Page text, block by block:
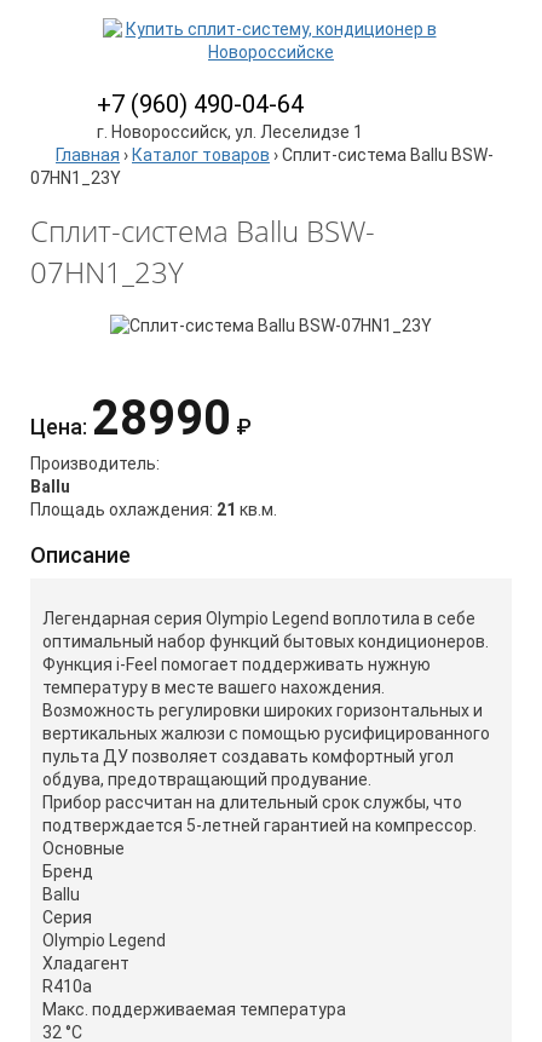
+7 (960) 490-04-64
г. Новороссийск, ул. Леселидзе 1
Главная › Каталог товаров ›Сплит-система Ballu BSW-
07HN1_23Y
Сплит-система Ballu BSW-
07HN1_23Y
Цена: 28990 ₽
Производитель:
Ballu
Площадь охлаждения: 21 кв.м.
Описание
Легендарная серия Olympio Legend воплотила в себе
оптимальный набор функций бытовых кондиционеров.
Функция i-Feel помогает поддерживать нужную
температуру в месте вашего нахождения.
Возможность регулировки широких горизонтальных и
вертикальных жалюзи с помощью русифицированного
пульта ДУ позволяет создавать комфортный угол
обдува, предотвращающий продувание.
Прибор рассчитан на длительный срок службы, что
подтверждается 5-летней гарантией на компрессор.
Основные
Бренд
Ballu
Серия
Olympio Legend
Хладагент
R410a
Макс. поддерживаемая температура
32 °С